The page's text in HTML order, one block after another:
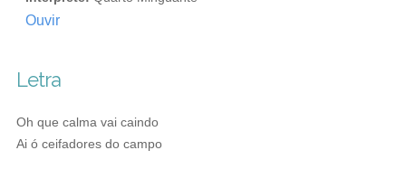
Ouvir
Letra
Oh que calma vai caindo
Ai ó ceifadores do campo